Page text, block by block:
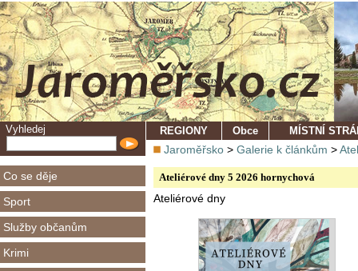
Vyhledej
Co se děje
Sport
Služby občanům
Krimi
REGIONY Obce MÍSTNÍ
Jaroměřsko > Galerie k článkům >
Ateliérové dny 5 2026 hornychová
Ateliérové dny